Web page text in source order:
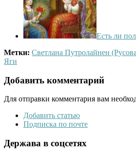
Есть ли
Метки: Светлана Путролайнен
Яги
Добавить комментарий
Для отправки комментария вам
Добавить статью
Подписка по почте
Держава в соцсетях